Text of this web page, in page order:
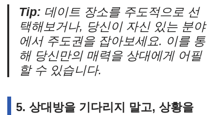
Tip: 데이트 장소를 주도적으로 선
택해보거나, 당신이 자신 있는 분야
에서 주도권을 잡아보세요. 이를 통
해 당신만의 매력을 상대에게 어필
할 수 있습니다.
5. 상대방을 기다리지 말고, 상황을